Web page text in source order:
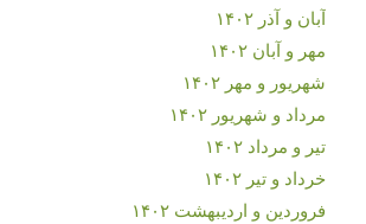
آبان و آذر ۱۴۰۲
مهر و آبان ۱۴۰۲
شهریور و مهر ۱۴۰۲
مرداد و شهریور ۱۴۰۲
تیر و مرداد ۱۴۰۲
خرداد و تیر ۱۴۰۲
فروردین و اردیبهشت ۱۴۰۲